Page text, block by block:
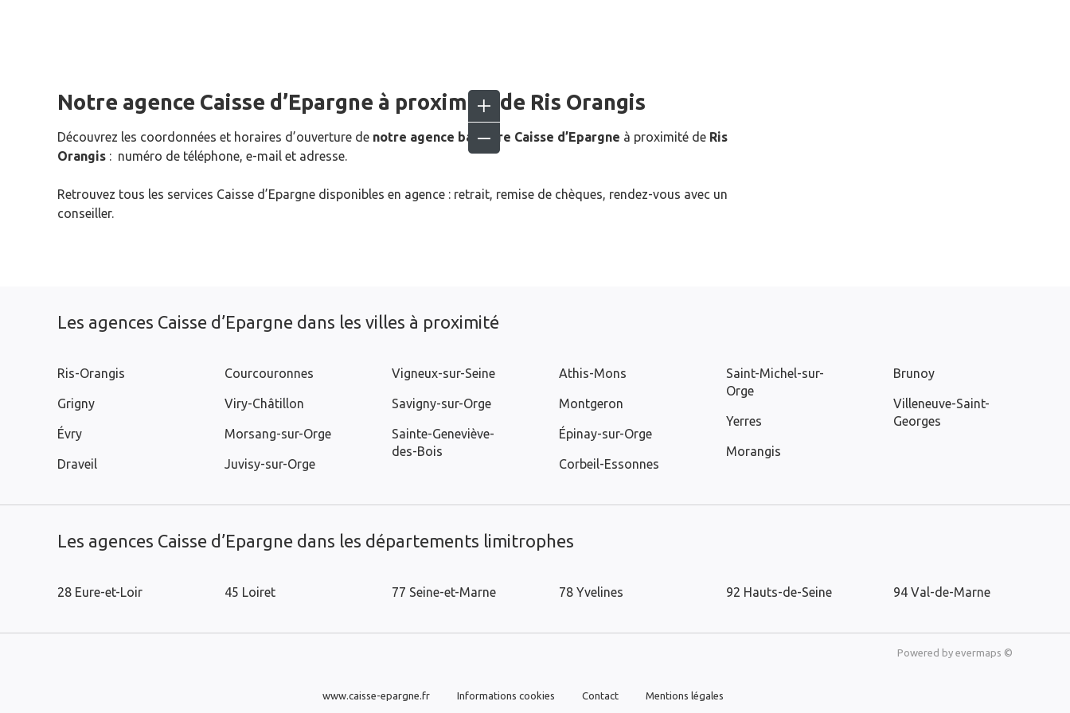
Notre agence Caisse d’Epargne à proximité de Ris Orangis
Découvrez les coordonnées et horaires d’ouverture de notre agence bancaire Caisse d’Epargne à proximité de Ris
Orangis : numéro de téléphone, e-mail et adresse.
Retrouvez tous les services Caisse d’Epargne disponibles en agence : retrait, remise de chèques, rendez-vous avec un
conseiller.
Les agences Caisse d’Epargne dans les villes à proximité
Ris-Orangis
Grigny
Évry
Draveil
Courcouronnes
Viry-Châtillon
Morsang-sur-Orge
Juvisy-sur-Orge
Vigneux-sur-Seine
Savigny-sur-Orge
Sainte-Geneviève-
des-Bois
Athis-Mons
Montgeron
Épinay-sur-Orge
Corbeil-Essonnes
Saint-Michel-sur-
Orge
Yerres
Morangis
Brunoy
Villeneuve-Saint-
Georges
Les agences Caisse d’Epargne dans les départements limitrophes
28 Eure-et-Loir 45 Loiret 77 Seine-et-Marne 78 Yvelines 92 Hauts-de-Seine 94 Val-de-Marne
Powered by evermaps ©
www.caisse-epargne.fr Informations cookies Contact Mentions légales